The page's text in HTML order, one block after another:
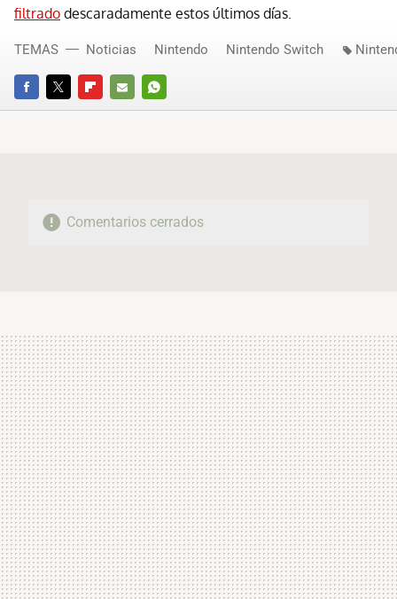
filtrado descaradamente estos últimos días.
FACEBOOKTWITTERFLIPBOARD
E-
WHATSAPP
TEMAS Noticias Nintendo Nintendo Switch
Comentarios cerrados